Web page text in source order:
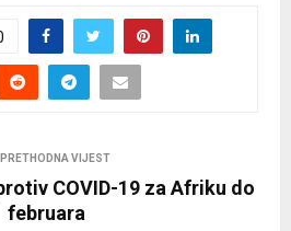
PRETHODNA VIJEST
COVID-19 za Afriku do
februara